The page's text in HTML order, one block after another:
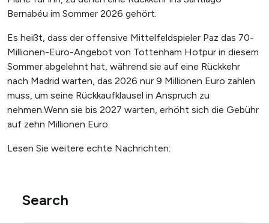
Bernabéu im Sommer 2026 gehört.
Es heißt, dass der offensive Mittelfeldspieler Paz das 70-
Millionen-Euro-Angebot von Tottenham Hotpur in diesem
Sommer abgelehnt hat, während sie auf eine Rückkehr
nach Madrid warten, das 2026 nur 9 Millionen Euro zahlen
muss, um seine Rückkaufklausel in Anspruch zu
nehmen.Wenn sie bis 2027 warten, erhöht sich die Gebühr
auf zehn Millionen Euro.
Lesen Sie weitere echte Nachrichten:
Search